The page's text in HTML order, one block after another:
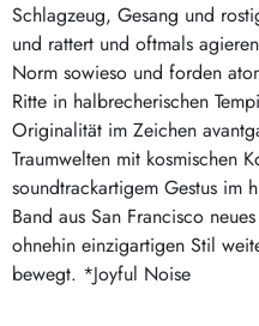
Schlagzeug, Gesang und
und rattert und oftmals
Norm sowieso und forden
Ritte in halbrecherischen
Originalität im Zeichen
Traumwelten mit kosmischen
soundtrackartigem Gestus im
Band aus San Francisco
ohnehin einzigartigen Stil
bewegt. *Joyful Noise